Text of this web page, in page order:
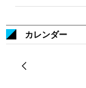
カレンダー